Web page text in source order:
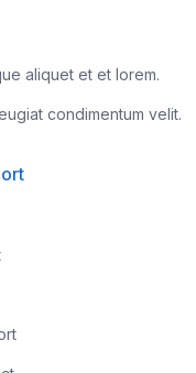
aliquet et et lorem.
condimentum velit.